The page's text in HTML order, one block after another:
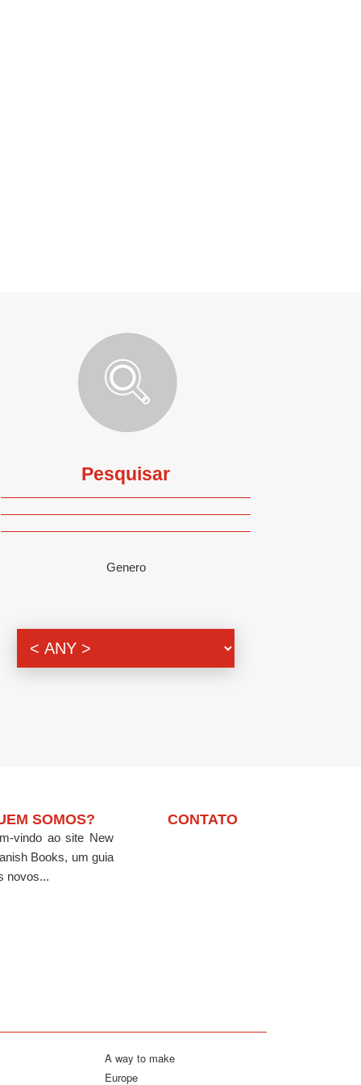
Pesquisar
Genero
SOMOS?
vindo ao site New
Books, um guia
novos...
CONTATO
A way to make
Europe